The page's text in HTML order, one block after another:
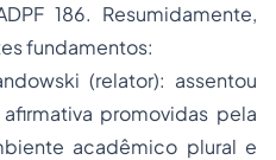
186. Resumidamente,
fundamentos:
(relator): assentou
promovidas pela
acadêmico plural e